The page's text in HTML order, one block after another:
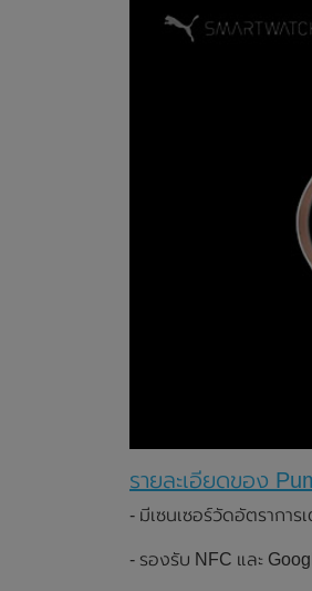
รายละเอียดของ
- มีเซนเซอร์วัดอัตราการ
- รองรับ NFC และ